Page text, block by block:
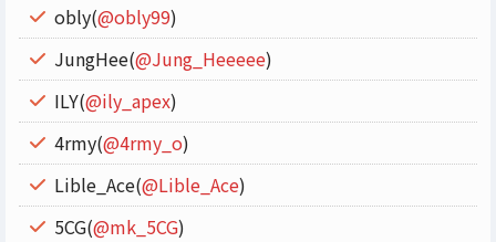
obly(@obly99)
JungHee(@Jung_Heeeee)
ILY(@ily_apex)
4rmy(@4rmy_o)
Lible_Ace(@Lible_Ace)
5CG(@mk_5CG)